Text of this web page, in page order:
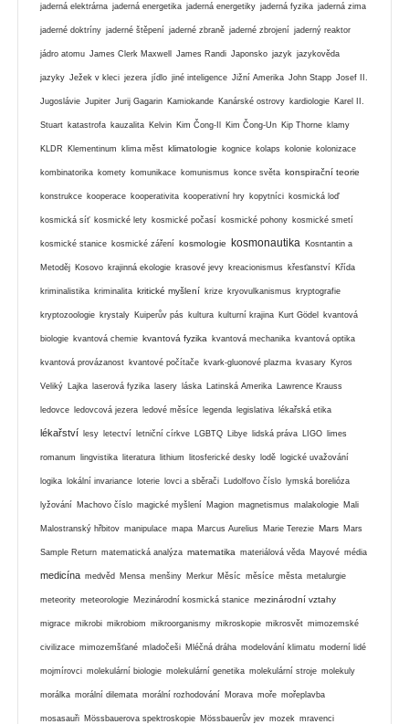
jaderná elektrárna jaderná energetika jaderná energetiky jaderná fyzika jaderná zima
jaderné doktríny jaderné štěpení jaderné zbraně jaderné zbrojení jaderný reaktor
jádro atomu James Clerk Maxwell James Randi Japonsko jazyk jazykověda
jazyky Ježek v kleci jezera jídlo jiné inteligence Jižní Amerika John Stapp Josef II.
Jugoslávie Jupiter Jurij Gagarin Kamiokande Kanárské ostrovy kardiologie Karel II.
Stuart katastrofa kauzalita Kelvin Kim Čong-Il Kim Čong-Un Kip Thorne klamy
KLDR Klementinum klima měst klimatologie kognice kolaps kolonie kolonizace
kombinatorika komety komunikace komunismus konce světa konspirační teorie
konstrukce kooperace kooperativita kooperativní hry kopytníci kosmická loď
kosmická síť kosmické lety kosmické počasí kosmické pohony kosmické smetí
kosmické stanice kosmické záření kosmologie kosmonautika Kosntantin a
Metoděj Kosovo krajinná ekologie krasové jevy kreacionismus křesťanství Křída
kriminalistika kriminalita kritické myšlení krize kryovulkanismus kryptografie
kryptozoologie krystaly Kuiperův pás kultura kulturní krajina Kurt Gödel kvantová
biologie kvantová chemie kvantová fyzika kvantová mechanika kvantová optika
kvantová provázanost kvantové počítače kvark-gluonové plazma kvasary Kyros
Veliký Lajka laserová fyzika lasery láska Latinská Amerika Lawrence Krauss
ledovce ledovcová jezera ledové měsíce legenda legislativa lékařská etika
lékařství lesy letectví letniční církve LGBTQ Libye lidská práva LIGO limes
romanum lingvistika literatura lithium litosferické desky lodě logické uvažování
logika lokální invariance loterie lovci a sběrači Ludolfovo číslo lymská borelióza
lyžování Machovo číslo magické myšlení Magion magnetismus malakologie Mali
Malostranský hřbitov manipulace mapa Marcus Aurelius Marie Terezie Mars Mars
Sample Return matematická analýza matematika materiálová věda Mayové média
medicína medvěd Mensa menšiny Merkur Měsíc měsíce města metalurgie
meteority meteorologie Mezinárodní kosmická stanice mezinárodní vztahy
migrace mikrobi mikrobiom mikroorganismy mikroskopie mikrosvět mimozemské
civilizace mimozemšťané mladočeši Mléčná dráha modelování klimatu moderní lidé
mojmírovci molekulární biologie molekulární genetika molekulární stroje molekuly
morálka morální dilemata morální rozhodování Morava moře mořeplavba
mosasauři Mössbauerova spektroskopie Mössbauerův jev mozek mravenci